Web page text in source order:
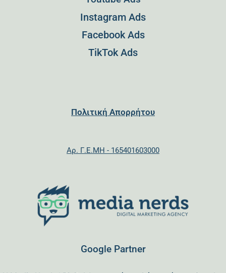
Instagram Ads
Facebook Ads
TikTok Ads
Πολιτική Απορρήτου
Αρ. Γ.Ε.ΜΗ - 165401603000
Google Partner